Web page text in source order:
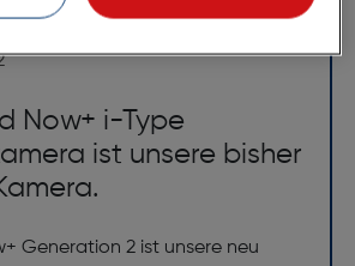
Now+ i-Type
ist unsere bisher
Generation 2 ist unsere neu